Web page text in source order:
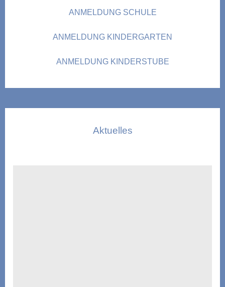
ANMELDUNG SCHULE
ANMELDUNG KINDERGARTEN
ANMELDUNG KINDERSTUBE
Aktuelles